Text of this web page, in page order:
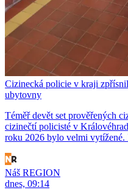
Cizinecká policie v kraji
ubytovny
Téměř devět set prověřených
cizinečtí policisté v
roku 2026 bylo velmi
Náš REGION
dnes, 09:14